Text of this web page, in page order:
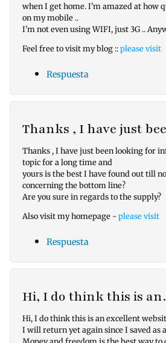
when I get home. I'm amazed at how
on my mobile ..
I'm not even using WIFI, just 3G ..
Feel free to visit my blog ::please visit
Respuesta
Thanks , I have just
Thanks , I have just been looking for
topic for a long time and
yours is the best I have found out till
concerning the bottom line?
Are you sure in regards to the supply?
Also visit my homepage -please visit
Respuesta
Hi, I do think this is
Hi, I do think this is an excellent
I will return yet again since I saved as
Money and freedom is the best way to